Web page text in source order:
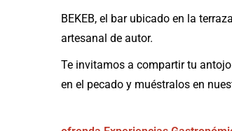
BEKEB, el bar ubicado en la
artesanal de autor.
Te invitamos a compartir tu
en el pecado y muéstralos en